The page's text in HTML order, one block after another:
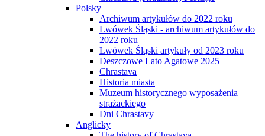
Polsky
Archiwum artykułów do 2022 roku
Lwówek Śląski - archiwum artykułów do
2022 roku
Lwówek Śląski artykuły od 2023 roku
Deszczowe Lato Agatowe 2025
Chrastava
Historia miasta
Muzeum historycznego wyposażenia
strażackiego
Dni Chrastavy
Anglicky